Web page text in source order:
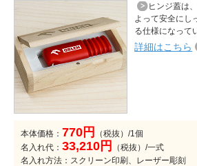
ヒンジ蓋は
よって安全にし
る仕様になって
詳細はこちら
本体価格： 770円
（税抜）/1個
名入れ代：33,210円
（税抜）/一式
名入れ方法：スクリーン印刷、レーザー彫刻